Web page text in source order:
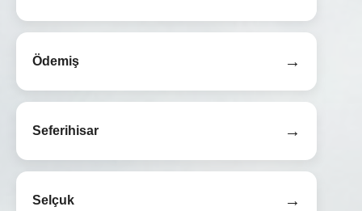
Ödemiş →
Seferihisar →
Selçuk →